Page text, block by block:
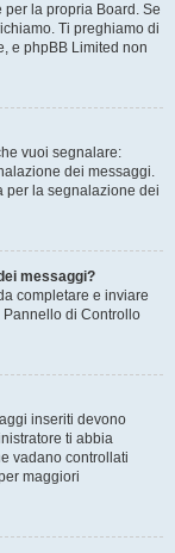
la propria Board. Se
Ti preghiamo di
e phpBB Limited non
vuoi segnalare:
dei messaggi.
per la segnalazione dei
messaggi?
completare e inviare
Pannello di Controllo
inseriti devono
ti abbia
vadano controllati
maggiori